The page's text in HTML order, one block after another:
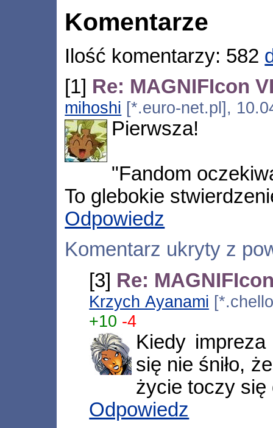
Komentarze
Ilość komentarzy: 582
[1] Re: MAGNIFIcon
mihoshi [*.euro-net.pl],
Pierwsza!
"Fandom
To glebokie
Odpowiedz
Komentarz ukryty z
[3] Re:
Krzych Ayanami
+10 -4
Kiedy
się nie śniło,
życie toczy się
Odpowiedz